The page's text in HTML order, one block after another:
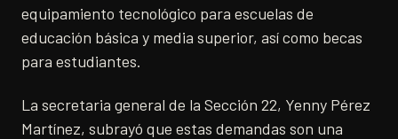
equipamiento tecnológico para escuelas de
educación básica y media superior, así como becas
para estudiantes.
La secretaria general de la Sección 22, Yenny Pérez
Martínez, subrayó que estas demandas son una